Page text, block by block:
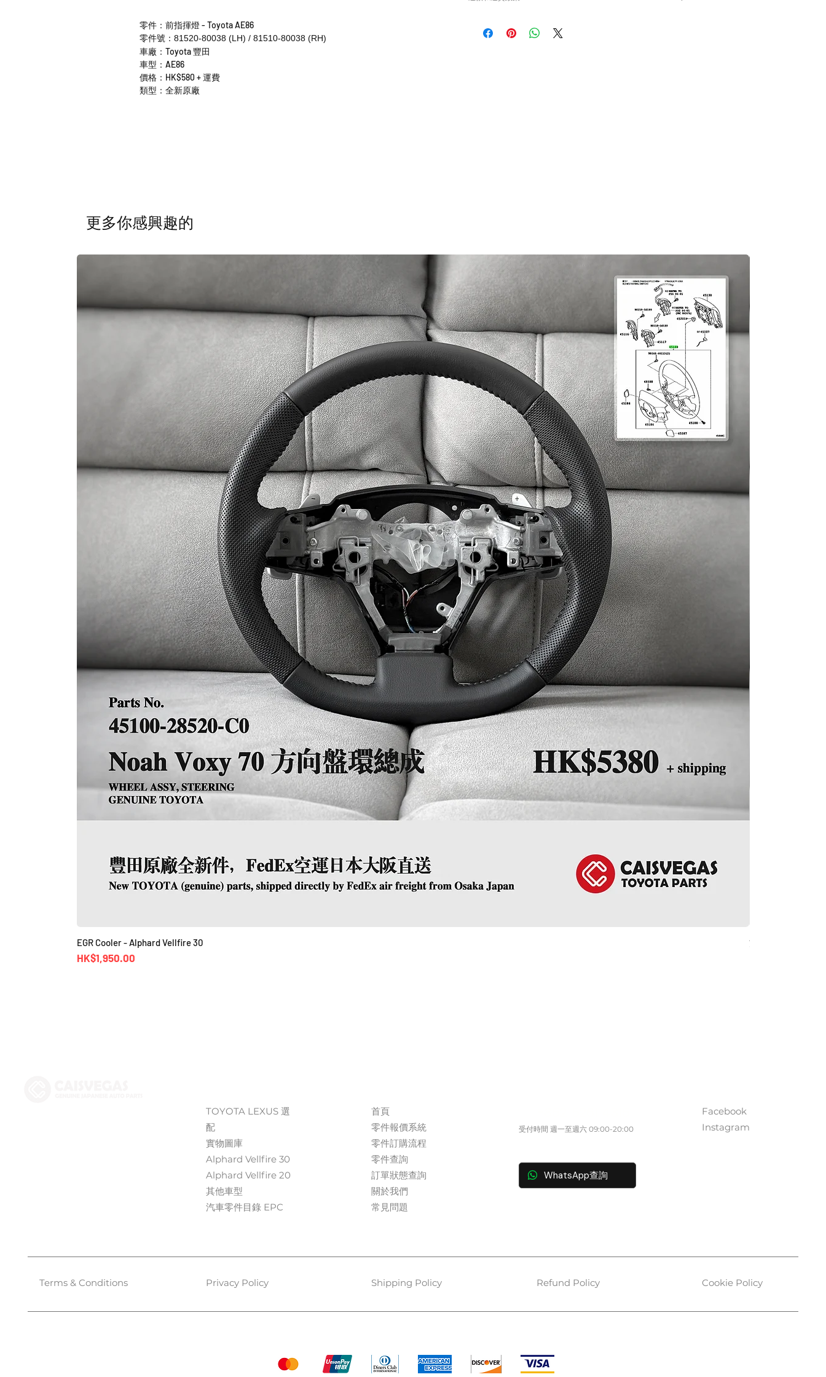
零件：前指揮燈 - Toyota AE86
零件號：81520-80038 (LH) / 81510-80038 (RH)
車廠：Toyota 豐田
車型：AE86
價格：HK$580 + 運費
類型：全新原廠
錯誤訂購的零件，Caisvegas Trading 不承擔任何責任。
根據零件的庫存狀況，交貨日期可能會延遲。如果發
​更多你感興趣的
EGR Cooler - Alphard Vellfire 30
價格
HK$1,950.00
方向盤環總成 -
TOYOTA LEXUS 選
配
實物圖庫
Alphard Vellfire 30
Alphard Vellfire 20
其他車型
汽車零件目錄 EPC​​
首頁
零件報價系統
​零件訂購流程
零件查詢
訂單狀態查詢
關於我們​
常見問題
受付時間 週一至週六​ 09:00-20:00
WhatsApp查詢
Facebook
Instagram
Terms & Conditions Privacy Policy Shipping Policy Refund Policy Cookie Policy